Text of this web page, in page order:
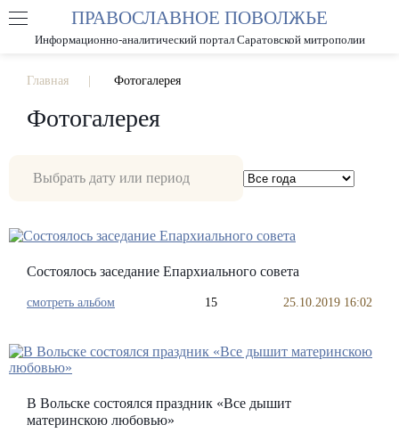
РАЗМЕР ШРИФТА А А
ПРАВОСЛАВНОЕ ПОВОЛЖЬЕ
Информационно-аналитический портал Саратовской митрополии
Главная Фотогалерея
Фотогалерея
Состоялось заседание Епархиального совета
смотреть альбом 15 25.10.2019 16:02
В Вольске состоялся праздник «Все дышит
материнскою любовью»